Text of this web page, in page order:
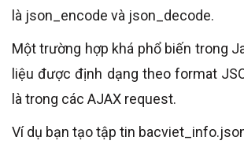
là json_encode và json_decode.
Một trường hợp khá phổ biến trong
liệu được định dạng theo format
là trong các AJAX request.
Ví dụ bạn tạo tập tin